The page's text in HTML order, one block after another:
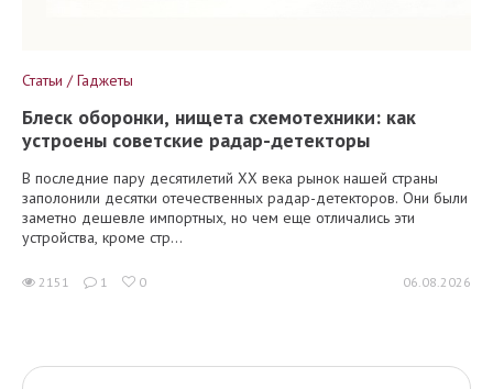
Статьи / Гаджеты
Блеск оборонки, нищета схемотехники: как
устроены советские радар-детекторы
В последние пару десятилетий XX века рынок нашей страны
заполонили десятки отечественных радар-детекторов. Они были
заметно дешевле импортных, но чем еще отличались эти
устройства, кроме стр...
2151 1 0 06.08.2026